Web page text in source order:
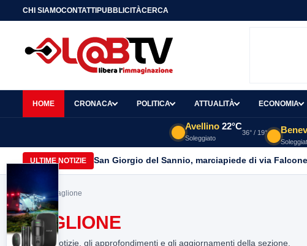
CHI SIAMOCONTATTIPUBBLICITÀCERCA
HOME CRONACA POLITICA ATTUALITÀ ECONOMIA
Avellino 22°C
Soleggiato
36° / 19°
ULTIME NOTIZIE San Giorgio del Sannio, marciapiede di via
Home> maglione
MAGLIONE
Tutte le notizie, gli approfondimenti e gli aggiornamenti della sezione.